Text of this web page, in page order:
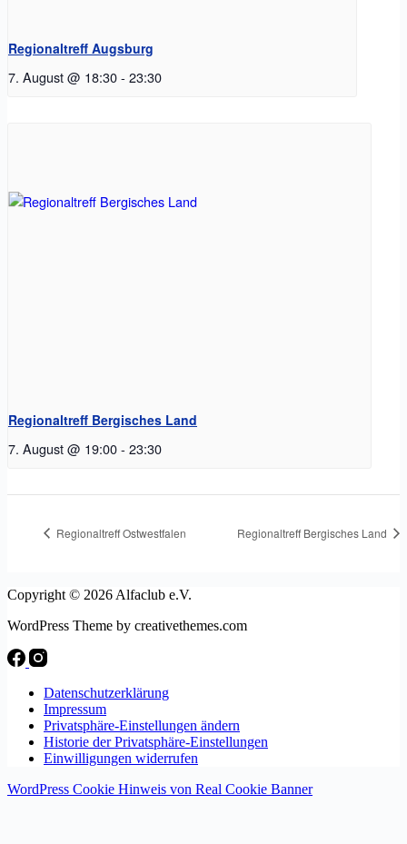
Regionaltreff Augsburg
7. August @ 18:30- 23:30
Regionaltreff Bergisches Land
7. August @ 19:00- 23:30
Regionaltreff Ostwestfalen Regionaltreff Bergisches Land
Copyright © 2026 Alfaclub e.V.
WordPress Theme by creativethemes.com
Datenschutzerklärung
Impressum
Privatsphäre-Einstellungen ändern
Historie der Privatsphäre-Einstellungen
Einwilligungen widerrufen
WordPress Cookie Hinweis von Real Cookie Banner